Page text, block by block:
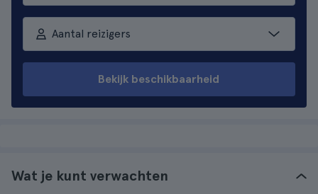
Aantal reizigers
Bekijk beschikbaarheid
Wat je kunt verwachten